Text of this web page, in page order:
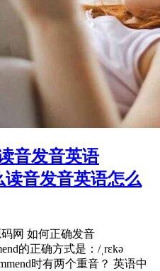
音发音英语
读音发音英语怎么
网 如何正确发音
的正确方式是：/ˌrɛkə
时有两个重音？ 英语中